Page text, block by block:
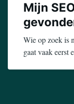
Mijn
Wie op zoek is
gaat vaak